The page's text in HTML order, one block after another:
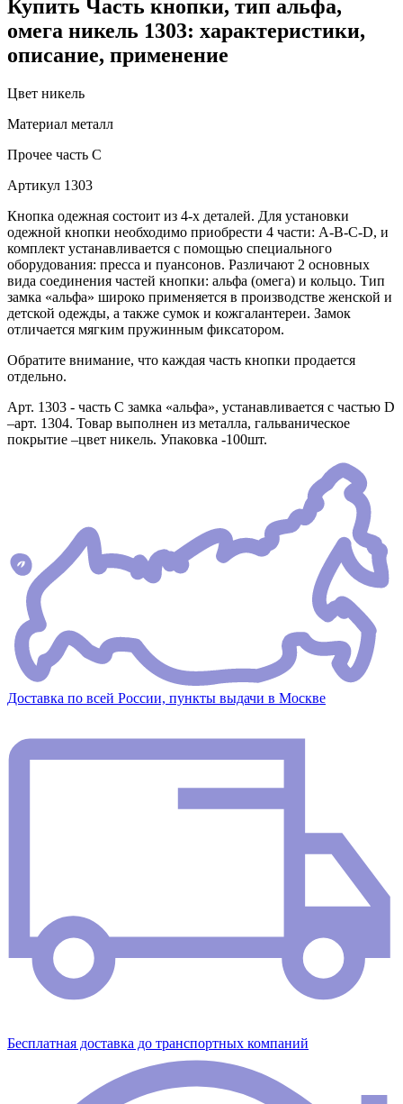
Купить Часть кнопки, тип альфа,
омега никель 1303: характеристики,
описание, применение
Цвет никель
Материал металл
Прочее часть С
Артикул 1303
Кнопка одежная состоит из 4-х деталей. Для установки
одежной кнопки необходимо приобрести 4 части: A-B-C-D, и
комплект устанавливается с помощью специального
оборудования: пресса и пуансонов. Различают 2 основных
вида соединения частей кнопки: альфа (омега) и кольцо. Тип
замка «альфа» широко применяется в производстве женской и
детской одежды, а также сумок и кожгалантереи. Замок
отличается мягким пружинным фиксатором.
Обратите внимание, что каждая часть кнопки продается
отдельно.
Арт. 1303 - часть С замка «альфа», устанавливается с частью D
–арт. 1304. Товар выполнен из металла, гальваническое
покрытие –цвет никель. Упаковка -100шт.
Доставка по всей России, пункты выдачи в Москве
Бесплатная доставка до транспортных компаний